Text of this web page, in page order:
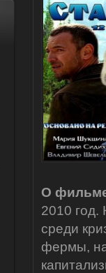
О
2010 год.
среди
фермы,